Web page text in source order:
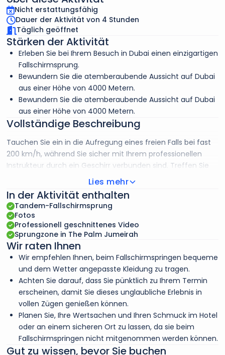
Nicht erstattungsfähig
Dauer der Aktivität von 4 Stunden
Täglich geöffnet
Stärken der Aktivität
Erleben Sie bei Ihrem Besuch in Dubai einen einzigartigen
Fallschirmsprung.
Bewundern Sie die atemberaubende Aussicht auf Dubai
aus einer Höhe von 4000 Metern.
Bewundern Sie die atemberaubende Aussicht auf Dubai
aus einer Höhe von 4000 Metern.
Vollständige Beschreibung
Tauchen Sie ein in die Aufregung eines freien Falls bei fast
200 km/h, während Sie sicher mit Ihrem professionellen
Instrukteur durch ein Geschirr verbunden sind. Treffen Sie
unser freundliches Team am Treffpunkt, wo Sie herzlich
willkommen geheißen werden. Etwa eine Stunde vor dem
Start treffen Sie Ihren Instrukteur, der Ihnen die Abläufe,
Sicherheitsvorschriften und die besten Positionen für den
freien Fall erklärt. Ziehen Sie Ihr Geschirr an, das vom
Instrukteur überprüft wird, um Ihre Sicherheit während des
Tandem-Abenteuers zu gewährleisten. Ein
Fallschirmspringer mit Kamera wird Sie begleiten, um diese
unvergessliche Erfahrung festzuhalten. Nach einem 20-
minütigen Flug steigen Sie an der Vorderseite Ihres
qualifizierten Instruktors an und führen die letzten
Überprüfungen durch, bevor Sie aus einer Höhe von 4.000
Metern aus dem Flugzeug springen. Genießen Sie fast eine
Minute intensiven freien Falls, bevor der Fallschirm bei etwa
1.800 Metern öffnet. Danach steigen Sie für 4 bis 5 Minuten
mit dem Fallschirm ab und genießen dabei
Lies mehr
In der Aktivität enthalten
Tandem-Fallschirmsprung
Fotos
Professionell geschnittenes Video
Sprungzone in The Palm Jumeirah
Wir raten Ihnen
Wir empfehlen Ihnen, beim Fallschirmspringen bequeme
und dem Wetter angepasste Kleidung zu tragen.
Achten Sie darauf, dass Sie pünktlich zu Ihrem Termin
erscheinen, damit Sie dieses unglaubliche Erlebnis in
vollen Zügen genießen können.
Planen Sie, Ihre Wertsachen und Ihren Schmuck im Hotel
oder an einem sicheren Ort zu lassen, da sie beim
Fallschirmspringen nicht mitgenommen werden können.
Gut zu wissen, bevor Sie buchen